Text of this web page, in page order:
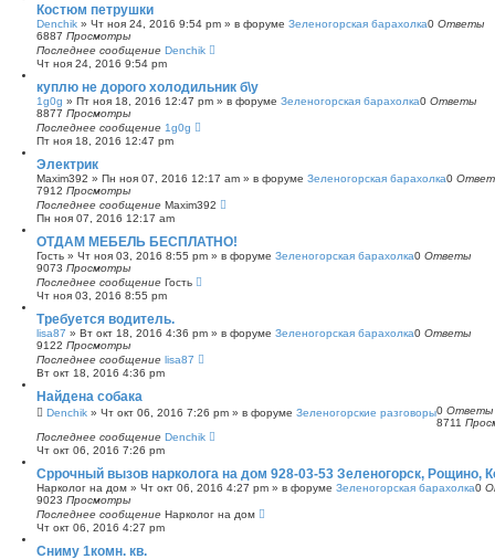
Костюм петрушки
Denchik » Чт ноя 24, 2016 9:54 pm » в форуме Зеленогорская барахолка0 Ответы
6887 Просмотры
Последнее сообщение Denchik
Чт ноя 24, 2016 9:54 pm
куплю не дорого холодильник б\у
1g0g » Пт ноя 18, 2016 12:47 pm » в форуме Зеленогорская барахолка0 Ответы
8877 Просмотры
Последнее сообщение 1g0g
Пт ноя 18, 2016 12:47 pm
Электрик
Maxim392 » Пн ноя 07, 2016 12:17 am » в форуме Зеленогорская барахолка0
7912 Просмотры
Последнее сообщение Maxim392
Пн ноя 07, 2016 12:17 am
ОТДАМ МЕБЕЛЬ БЕСПЛАТНО!
Гость » Чт ноя 03, 2016 8:55 pm » в форуме Зеленогорская барахолка0 Ответы
9073 Просмотры
Последнее сообщение Гость
Чт ноя 03, 2016 8:55 pm
Требуется водитель.
lisa87 » Вт окт 18, 2016 4:36 pm » в форуме Зеленогорская барахолка0 Ответы
9122 Просмотры
Последнее сообщение lisa87
Вт окт 18, 2016 4:36 pm
Найдена собака
Denchik » Чт окт 06, 2016 7:26 pm » в форуме Зеленогорские разговоры0 Ответы
8711
Последнее сообщение Denchik
Чт окт 06, 2016 7:26 pm
Сррочный вызов нарколога на дом 928-03-53 Зеленогорск, Рощино,
Нарколог на дом » Чт окт 06, 2016 4:27 pm » в форуме Зеленогорская барахолка0
9023 Просмотры
Последнее сообщение Нарколог на дом
Чт окт 06, 2016 4:27 pm
Сниму 1комн. кв.